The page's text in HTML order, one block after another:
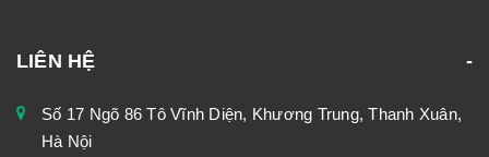
LIÊN HỆ
Số 17 Ngõ 86 Tô Vĩnh Diện, Khương Trung, Thanh Xuân,
Hà Nội